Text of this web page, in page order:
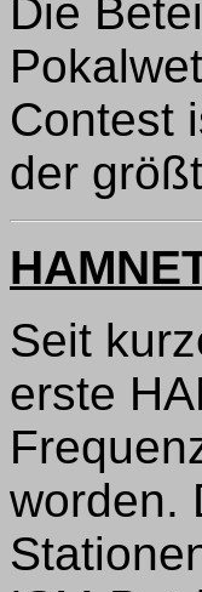
Die
Contest
der
Seit
erste
worden.